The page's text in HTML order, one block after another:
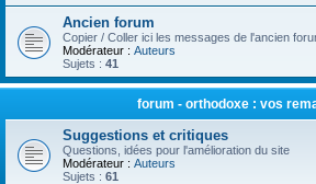
Ancien forum
Copier / Coller ici les messages de l'ancien
Modérateur : Auteurs
Sujets : 41
forum - orthodoxe : vos
Suggestions et critiques
Questions, idées pour l'amélioration du site
Modérateur : Auteurs
Sujets : 61